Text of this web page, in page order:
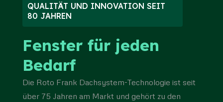
QUALITÄT UND INNOVATION SEIT
80 JAHREN
Fenster für jeden
Bedarf
Die Roto Frank Dachsystem-Technologie ist seit
über 75 Jahren am Markt und gehört zu den